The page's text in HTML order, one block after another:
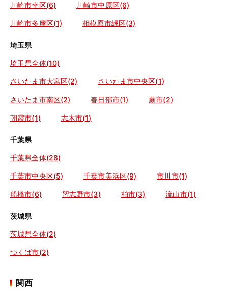
川崎市幸区(6) 川崎市中原区(6)
川崎市多摩区(1) 相模原市緑区(3)
埼玉県
埼玉県全体(10)
さいたま市大宮区(2) さいたま市中央区(1)
さいたま市南区(2) 春日部市(1) 蕨市(2)
朝霞市(1) 志木市(1)
千葉県
千葉県全体(28)
千葉市中央区(5) 千葉市美浜区(9) 市川市(1)
船橋市(6) 習志野市(3) 柏市(3) 流山市(1)
茨城県
茨城県全体(2)
つくば市(2)
関西